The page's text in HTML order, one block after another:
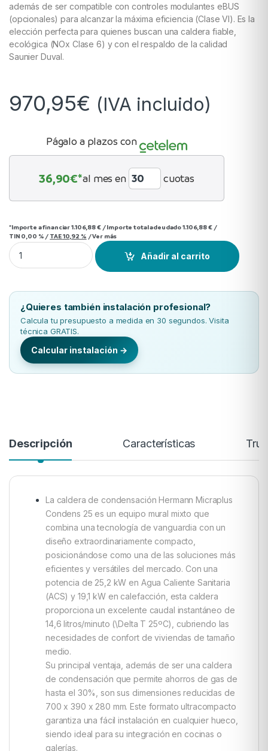
además de ser compatible con controles modulantes eBUS
(opcionales) para alcanzar la máxima eficiencia (Clase VI). Es la
elección perfecta para quienes buscan una caldera fiable,
ecológica (NOx Clase 6) y con el respaldo de la calidad
Saunier Duval.
970,95€ (IVA incluido)
Págalo a plazos con
36,90€*al mes en cuotas
*Importe a financiar1.106,88 € /Importe total adeudado1.106,88 €/
TIN 0,00 % / TAE10,92 % /Ver más
Caldera de Gas Hermann Micraplus Condens 25 Instantanea
Añadir al carrito
¿Quieres también instalación profesional?
Calcula tu presupuesto a medida en 30 segundos. Visita
técnica GRATIS.
Calcular instalación →
Descripción Características
La caldera de condensación Hermann Micraplus
Condens 25 es un equipo mural mixto que
combina una tecnología de vanguardia con un
diseño extraordinariamente compacto,
posicionándose como una de las soluciones más
eficientes y versátiles del mercado. Con una
potencia de 25,2 kW en Agua Caliente Sanitaria
(ACS) y 19,1 kW en calefacción, esta caldera
proporciona un excelente caudal instantáneo de
14,6 litros/minuto (\Delta T 25ºC), cubriendo las
necesidades de confort de viviendas de tamaño
medio.
Su principal ventaja, además de ser una caldera
de condensación que permite ahorros de gas de
hasta el 30%, son sus dimensiones reducidas de
700 x 390 x 280 mm. Este formato ultracompacto
garantiza una fácil instalación en cualquier hueco,
siendo ideal para su integración en cocinas o
galerías.